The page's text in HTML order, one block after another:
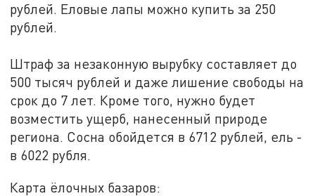
рублей. Еловые лапы можно купить за 250
рублей.
Штраф за незаконную вырубку составляет до
500 тысяч рублей и даже лишение свободы на
срок до 7 лет. Кроме того, нужно будет
возместить ущерб, нанесенный природе
региона. Сосна обойдется в 6712 рублей, ель -
в 6022 рубля.
Карта ёлочных базаров: